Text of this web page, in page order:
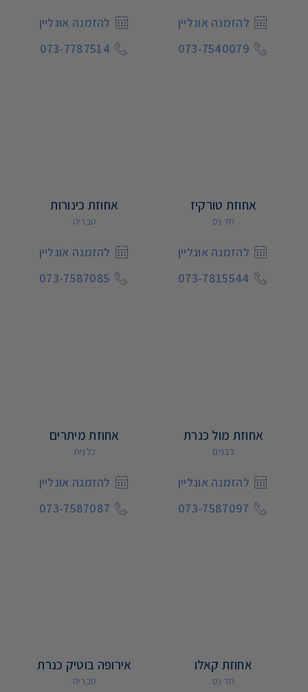
להזמנה אונליין
073-7540079
להזמנה אונליין
073-7787514
אחוזת טורקיז
חד נס
להזמנה אונליין
073-7815544
אחוזת כינורות
טבריה
להזמנה אונליין
073-7587085
אחוזת מול כנרת
לבנים
להזמנה אונליין
073-7587097
אחוזת מיתרים
כלנית
להזמנה אונליין
073-7587087
אחוזת קאלו
חד נס
אירופה בוטיק כנרת
טבריה